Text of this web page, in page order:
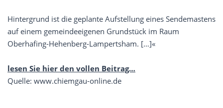
Hintergrund ist die geplante Aufstellung eines Sendemastens
auf einem gemeindeeigenen Grundstück im Raum
Oberhafing-Hehenberg-Lampertsham. […]«
lesen Sie hier den vollen Beitrag…
Quelle: www.chiemgau-online.de